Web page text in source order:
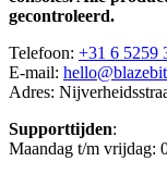
gecontroleerd.
Telefoon: +31 6 5259
E-mail:
Adres:
Supporttijden:
Maandag t/m vrijdag: